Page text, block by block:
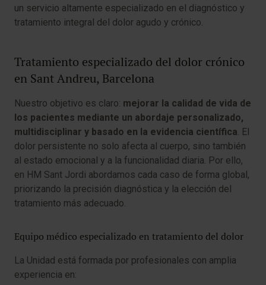
un servicio altamente especializado en el diagnóstico y
tratamiento integral del dolor agudo y crónico.
Tratamiento especializado del dolor crónico
en Sant Andreu, Barcelona
Nuestro objetivo es claro: mejorar la calidad de vida de
los pacientes mediante un abordaje personalizado,
multidisciplinar y basado en la evidencia científica. El
dolor persistente no solo afecta al cuerpo, sino también
al estado emocional y a la funcionalidad diaria. Por ello,
en HM Sant Jordi abordamos cada caso de forma global,
priorizando la precisión diagnóstica y la elección del
tratamiento más adecuado.
Equipo médico especializado en tratamiento del dolor
La Unidad está formada por profesionales con amplia
experiencia en: